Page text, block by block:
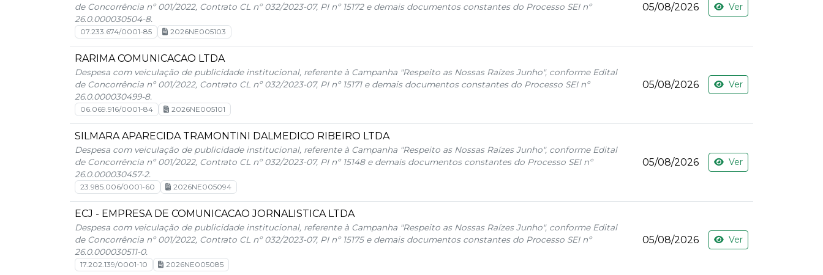
de Concorrência nº 001/2022, Contrato CL nº 032/2023-07, PI nº 15172 e demais documentos constantes do Processo SEI nº
26.0.000030504-8.
07.233.674/0001-85 2026NE005103
05/08/2026 Ver
RARIMA COMUNICACAO LTDA
Despesa com veiculação de publicidade institucional, referente à Campanha "Respeito as Nossas Raízes Junho", conforme Edital
de Concorrência nº 001/2022, Contrato CL nº 032/2023-07, PI nº 15171 e demais documentos constantes do Processo SEI nº
26.0.000030499-8.
06.069.916/0001-84 2026NE005101
05/08/2026 Ver
SILMARA APARECIDA TRAMONTINI DALMEDICO RIBEIRO LTDA
Despesa com veiculação de publicidade institucional, referente à Campanha "Respeito as Nossas Raízes Junho", conforme Edital
de Concorrência nº 001/2022, Contrato CL nº 032/2023-07, PI nº 15148 e demais documentos constantes do Processo SEI nº
26.0.000030457-2.
23.985.006/0001-60 2026NE005094
05/08/2026 Ver
ECJ - EMPRESA DE COMUNICACAO JORNALISTICA LTDA
Despesa com veiculação de publicidade institucional, referente à Campanha "Respeito as Nossas Raízes Junho", conforme Edital
de Concorrência nº 001/2022, Contrato CL nº 032/2023-07, PI nº 15175 e demais documentos constantes do Processo SEI nº
26.0.000030511-0.
17.202.139/0001-10 2026NE005085
05/08/2026 Ver